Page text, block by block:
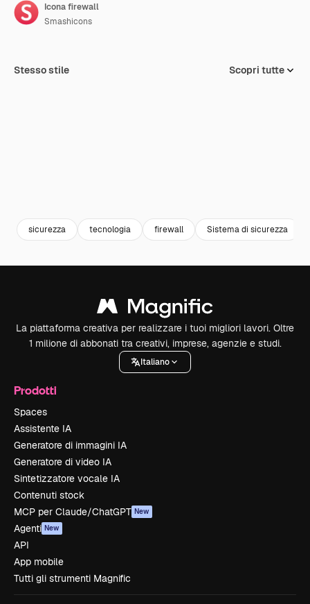
Icona firewall
Smashicons
Stesso stile Scopri tutte
sicurezza tecnologia firewall Sistema di sicurezza
La piattaforma creativa per realizzare i tuoi migliori lavori. Oltre
1 milione di abbonati tra creativi, imprese, agenzie e studi.
Italiano
Prodotti
Spaces
Assistente IA
Generatore di immagini IA
Generatore di video IA
Sintetizzatore vocale IA
Contenuti stock
MCP per Claude/ChatGPT New
Agenti New
API
App mobile
Tutti gli strumenti Magnific